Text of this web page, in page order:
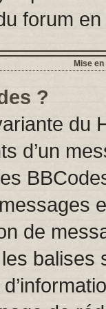
forum
Mise
?
du
d’un
de